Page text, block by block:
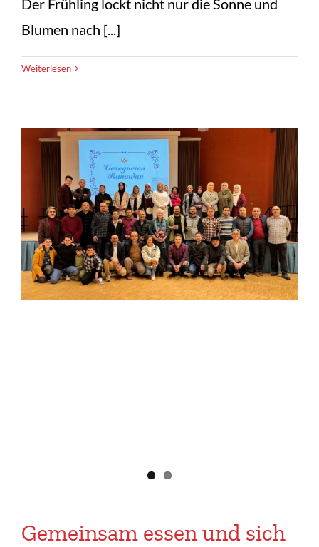
Der Frühling lockt nicht nur die Sonne und
Blumen nach [...]
Weiterlesen
Gemeinsam essen und sich